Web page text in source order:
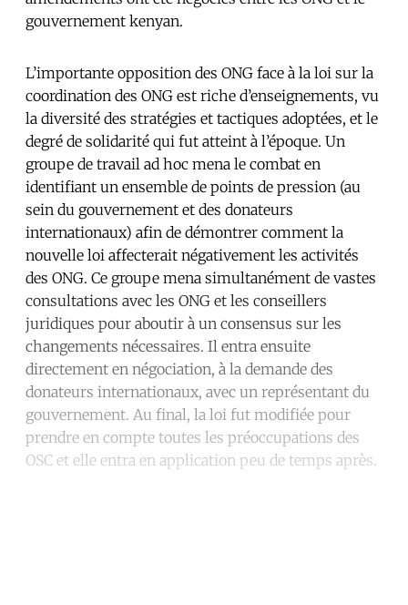
gouvernement kenyan.
L’importante opposition des ONG face à la loi sur la
coordination des ONG est riche d’enseignements, vu
la diversité des stratégies et tactiques adoptées, et le
degré de solidarité qui fut atteint à l’époque. Un
groupe de travail ad hoc mena le combat en
identifiant un ensemble de points de pression (au
sein du gouvernement et des donateurs
internationaux) afin de démontrer comment la
nouvelle loi affecterait négativement les activités
des ONG. Ce groupe mena simultanément de vastes
consultations avec les ONG et les conseillers
juridiques pour aboutir à un consensus sur les
changements nécessaires. Il entra ensuite
directement en négociation, à la demande des
donateurs internationaux, avec un représentant du
gouvernement. Au final, la loi fut modifiée pour
prendre en compte toutes les préoccupations des
OSC et elle entra en application peu de temps après.